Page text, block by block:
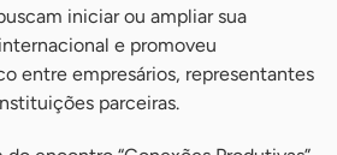
iniciar ou ampliar sua
e promoveu
entre empresários, representantes
parceiras.